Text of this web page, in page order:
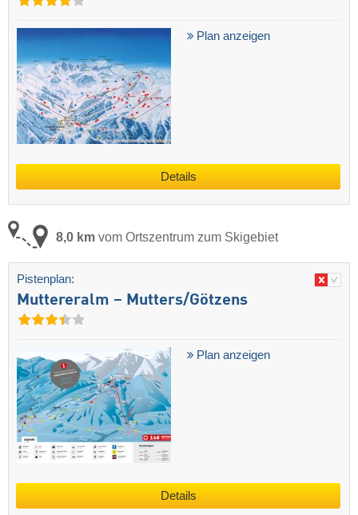
Plan anzeigen
Details
8,0 km vom Ortszentrum zum Skigebiet
Pistenplan:
Muttereralm – Mutters/​Götzens
Plan anzeigen
Details